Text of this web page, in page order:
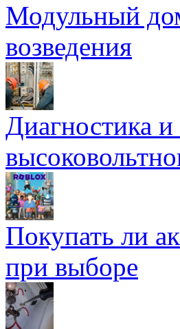
Модульный
возведения
Диагностика
Покупать ли
при выборе